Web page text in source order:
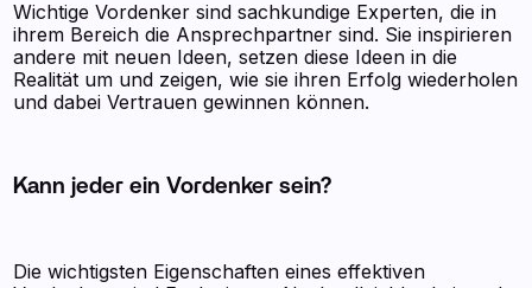
Wichtige Vordenker sind sachkundige Experten, die in
ihrem Bereich die Ansprechpartner sind. Sie inspirieren
andere mit neuen Ideen, setzen diese Ideen in die
Realität um und zeigen, wie sie ihren Erfolg wiederholen
und dabei Vertrauen gewinnen können.
Kann jeder ein Vordenker sein?
Die wichtigsten Eigenschaften eines effektiven